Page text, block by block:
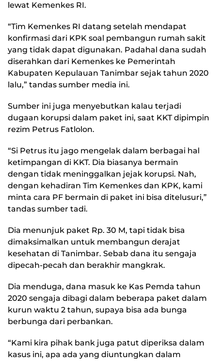
lewat Kemenkes RI.
“Tim Kemenkes RI datang setelah mendapat
konfirmasi dari KPK soal pembangun rumah sakit
yang tidak dapat digunakan. Padahal dana sudah
diserahkan dari Kemenkes ke Pemerintah
Kabupaten Kepulauan Tanimbar sejak tahun 2020
lalu,” tandas sumber media ini.
Sumber ini juga menyebutkan kalau terjadi
dugaan korupsi dalam paket ini, saat KKT dipimpin
rezim Petrus Fatlolon.
“Si Petrus itu jago mengelak dalam berbagai hal
ketimpangan di KKT. Dia biasanya bermain
dengan tidak meninggalkan jejak korupsi. Nah,
dengan kehadiran Tim Kemenkes dan KPK, kami
minta cara PF bermain di paket ini bisa ditelusuri,”
tandas sumber tadi.
Dia menunjuk paket Rp. 30 M, tapi tidak bisa
dimaksimalkan untuk membangun derajat
kesehatan di Tanimbar. Sebab dana itu sengaja
dipecah-pecah dan berakhir mangkrak.
Dia menduga, dana masuk ke Kas Pemda tahun
2020 sengaja dibagi dalam beberapa paket dalam
kurun waktu 2 tahun, supaya bisa ada bunga
berbunga dari perbankan.
“Kami kira pihak bank juga patut diperiksa dalam
kasus ini, apa ada yang diuntungkan dalam